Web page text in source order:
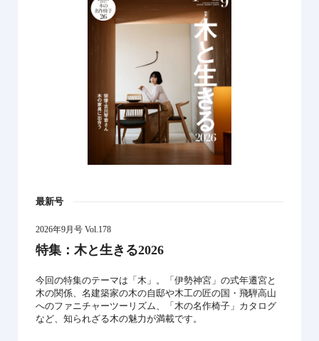
最新号
2026年9月号 Vol.178
特集：木と生きる2026
今回の特集のテーマは「木」。「伊勢神宮」の式年遷宮と
木の関係、名建築家の木の自邸や木工の匠の国・飛騨高山
へのファニチャーツーリズム、「木の名作椅子」カタログ
など、知られざる木の魅力が満載です。